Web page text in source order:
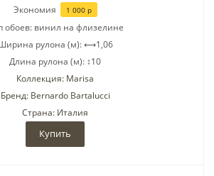
Экономия 1 000р
обоев: винил на флизелине
рулона (м): ⟷1,06
Длина рулона (м): ↕10
Коллекция: Marisa
Бренд: Bernardo Bartalucci
Страна: Италия
Купить